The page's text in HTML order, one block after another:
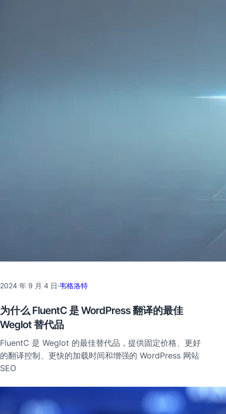
2024 年 9 月 4 日·韦格洛特
为什么 FluentC 是 WordPress 翻译的最佳
Weglot 替代品
FluentC 是 Weglot 的最佳替代品，提供固定价格、更好
的翻译控制、更快的加载时间和增强的 WordPress 网站
SEO